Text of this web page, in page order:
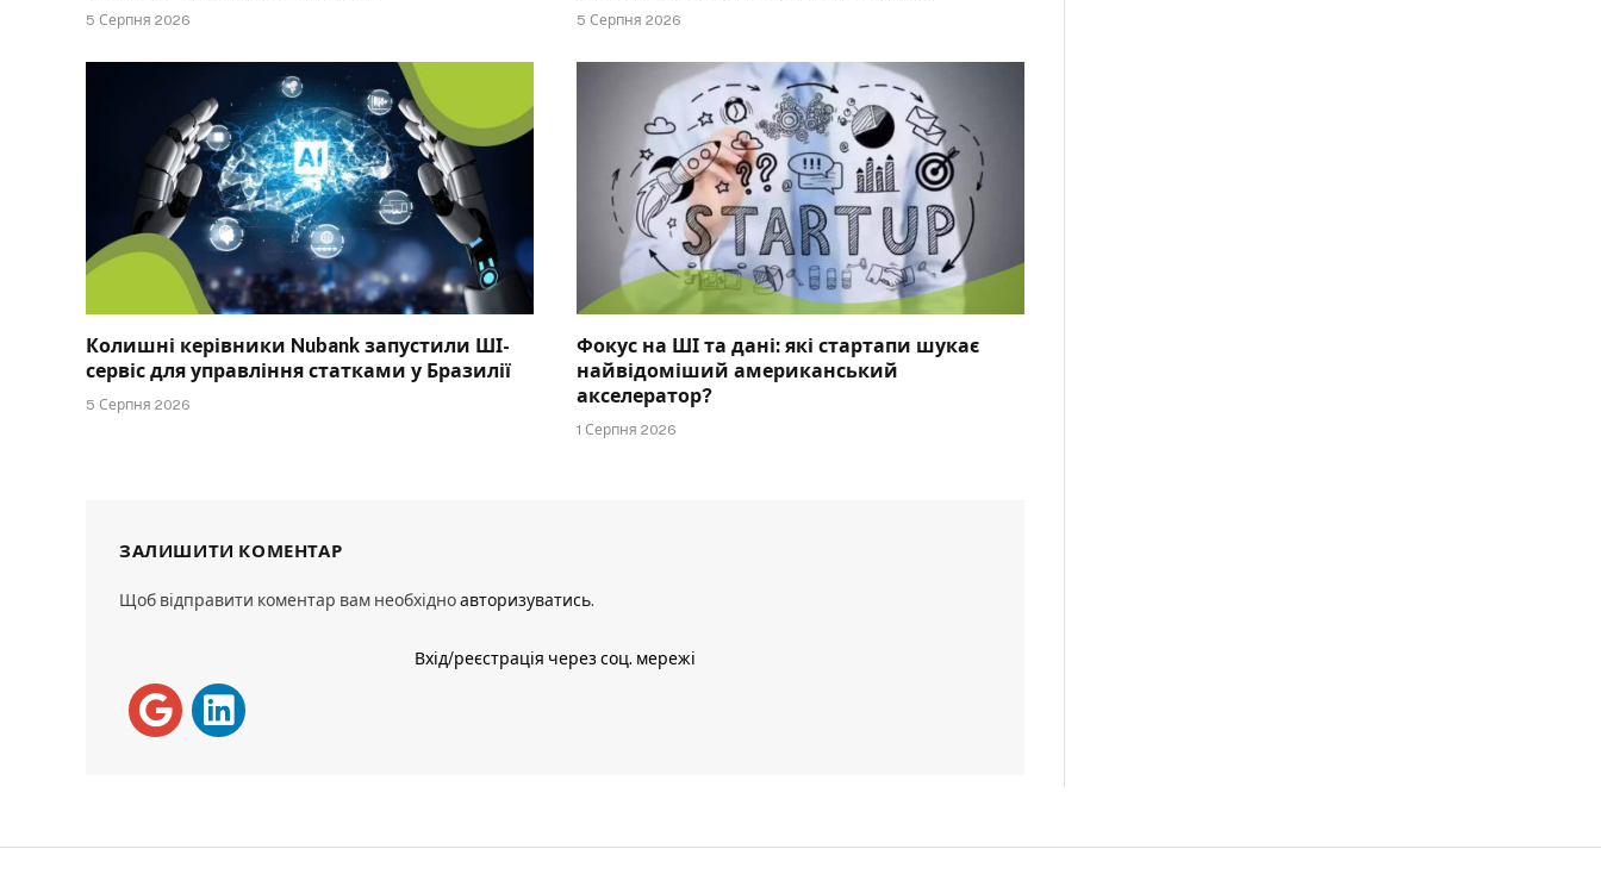
5 Серпня 2026 5 Серпня 2026
Колишні керівники Nubank запустили ШІ-
сервіс для управління статками у Бразилії
5 Серпня 2026
Фокус на ШІ та дані: які стартапи шукає
найвідоміший американський
акселератор?
1 Серпня 2026
ЗАЛИШИТИ КОМЕНТАР
Щоб відправити коментар вам необхідноавторизуватись.
Вхід/реєстрація через соц. мережі